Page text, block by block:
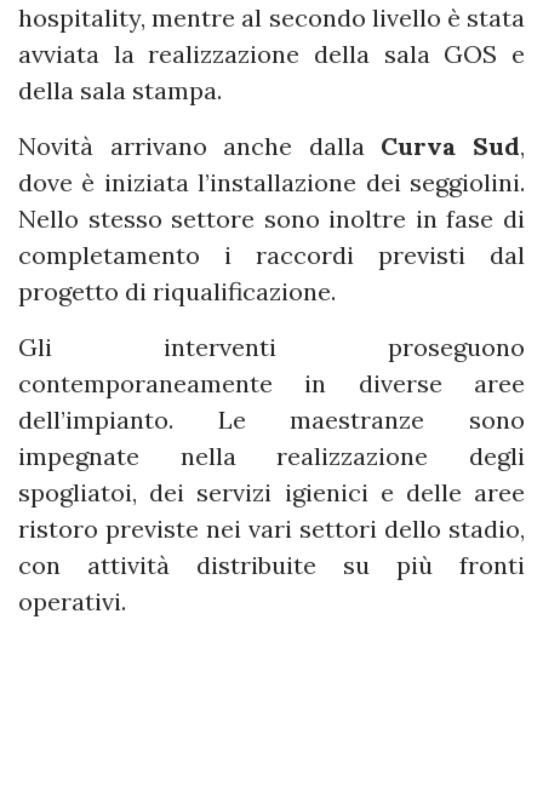
hospitality, mentre al secondo livello è stata
avviata la realizzazione della sala GOS e
della sala stampa.
Novità arrivano anche dalla Curva Sud,
dove è iniziata l’installazione dei seggiolini.
Nello stesso settore sono inoltre in fase di
completamento i raccordi previsti dal
progetto di riqualificazione.
Gli interventi proseguono
contemporaneamente in diverse aree
dell’impianto. Le maestranze sono
impegnate nella realizzazione degli
spogliatoi, dei servizi igienici e delle aree
ristoro previste nei vari settori dello stadio,
con attività distribuite su più fronti
operativi.